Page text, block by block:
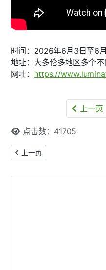
时间：2026年6月3日至6
地址：大多伦多地区多个不
网址： https://
上一页
点击数：41705
上一篇文章: 多伦多2025年
上一页